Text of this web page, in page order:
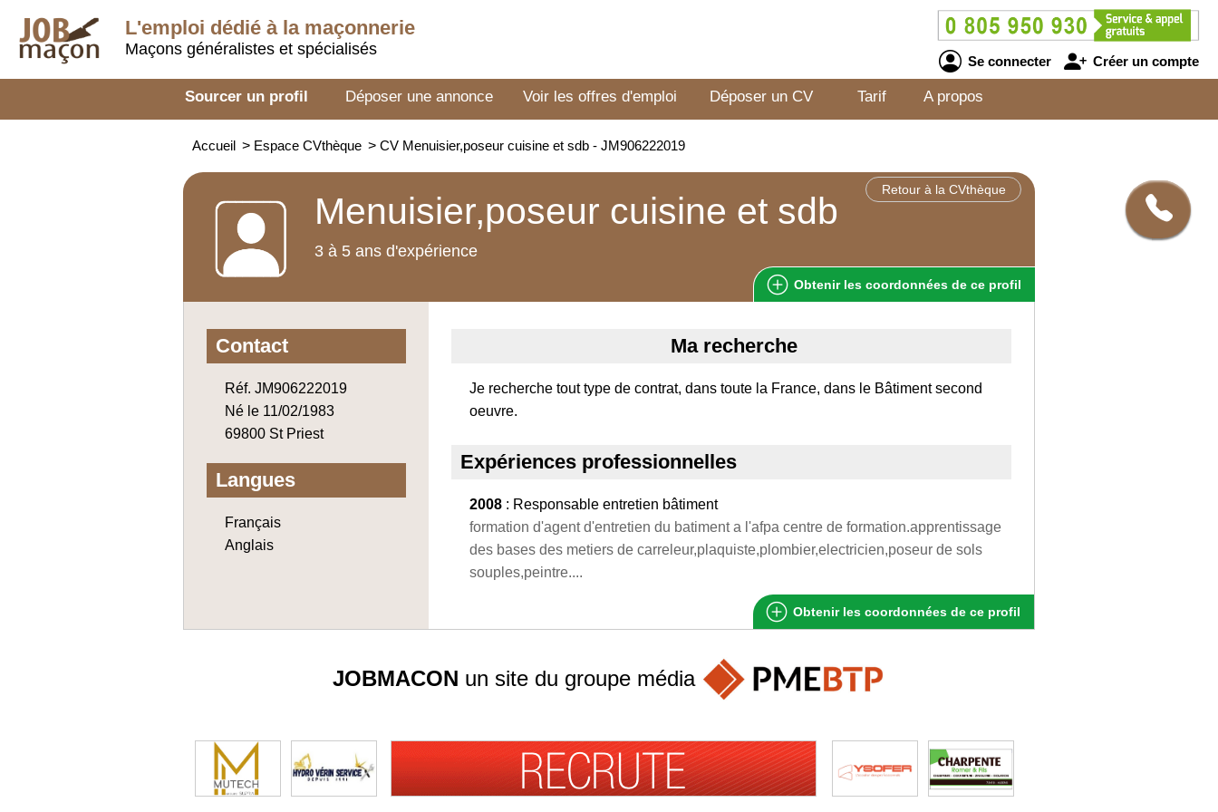
L'emploi dédié à la maçonnerie
Maçons généralistes et spécialisés
Se connecter Créer un compte
Sourcer un profil Déposer une annonce Voir les offres d'emploi Déposer un CV Tarif A propos
Accueil > Espace CVthèque > CV Menuisier,poseur cuisine et sdb - JM906222019
Retour à la CVthèque
Menuisier,poseur cuisine et sdb
3 à 5 ans d'expérience
Obtenir les coordonnées de ce profil
Contact
Réf. JM906222019
Né le 11/02/1983
69800 St Priest
Langues
Français
Anglais
Ma recherche
Je recherche tout type de contrat, dans toute la France, dans le Bâtiment second
oeuvre.
Expériences professionnelles
2008 : Responsable entretien bâtiment
formation d'agent d'entretien du batiment a l'afpa centre de formation.apprentissage
des bases des metiers de carreleur,plaquiste,plombier,electricien,poseur de sols
souples,peintre....
Obtenir les coordonnées de ce profil
JOBMACON un site du groupe média